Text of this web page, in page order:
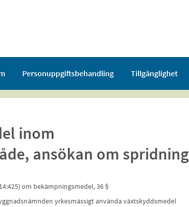
Personuppgiftsbehandling Tillgänglighet
inom
ansökan om spridning
om bekämpningsmedel, 36 §
yrkesmässigt använda växtskyddsmedel